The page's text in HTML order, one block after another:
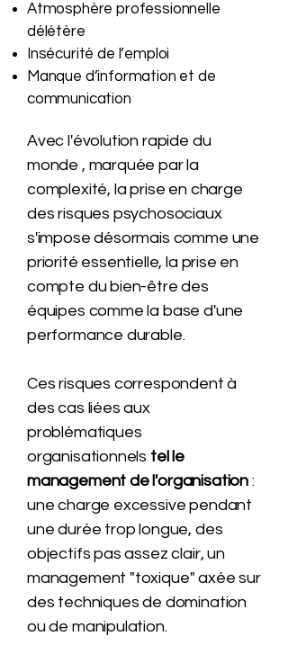
Atmosphère professionnelle
délétère
Insécurité de l’emploi
Manque d’information et de
communication
Avec l'évolution rapide du
monde , marquée par la
complexité, la prise en charge
des risques psychosociaux
s'impose désormais comme une
priorité essentielle, la prise en
compte du bien-être des
équipes comme la base d'une
performance durable.
Ces risques correspondent à
des cas liées aux
problématiques
organisationnels tel le
management de l'organisation:
une charge excessive pendant
une durée trop longue, des
objectifs pas assez clair, un
management "toxique" axée sur
des techniques de domination
ou de manipulation.